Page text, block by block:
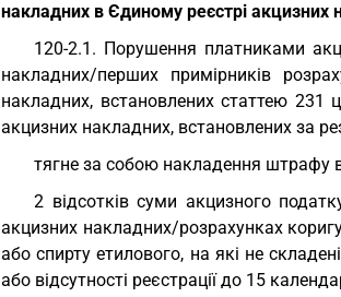
накладних в Єдиному реєстрі акцизних
120-2.1. Порушення платниками
накладних/перших примірників
накладних, встановлених статтею 231
акцизних накладних, встановлених за
тягне за собою накладення штрафу в
2 відсотків суми акцизного
акцизних накладних/розрахунках
або спирту етилового, на які не
або відсутності реєстрації до 15